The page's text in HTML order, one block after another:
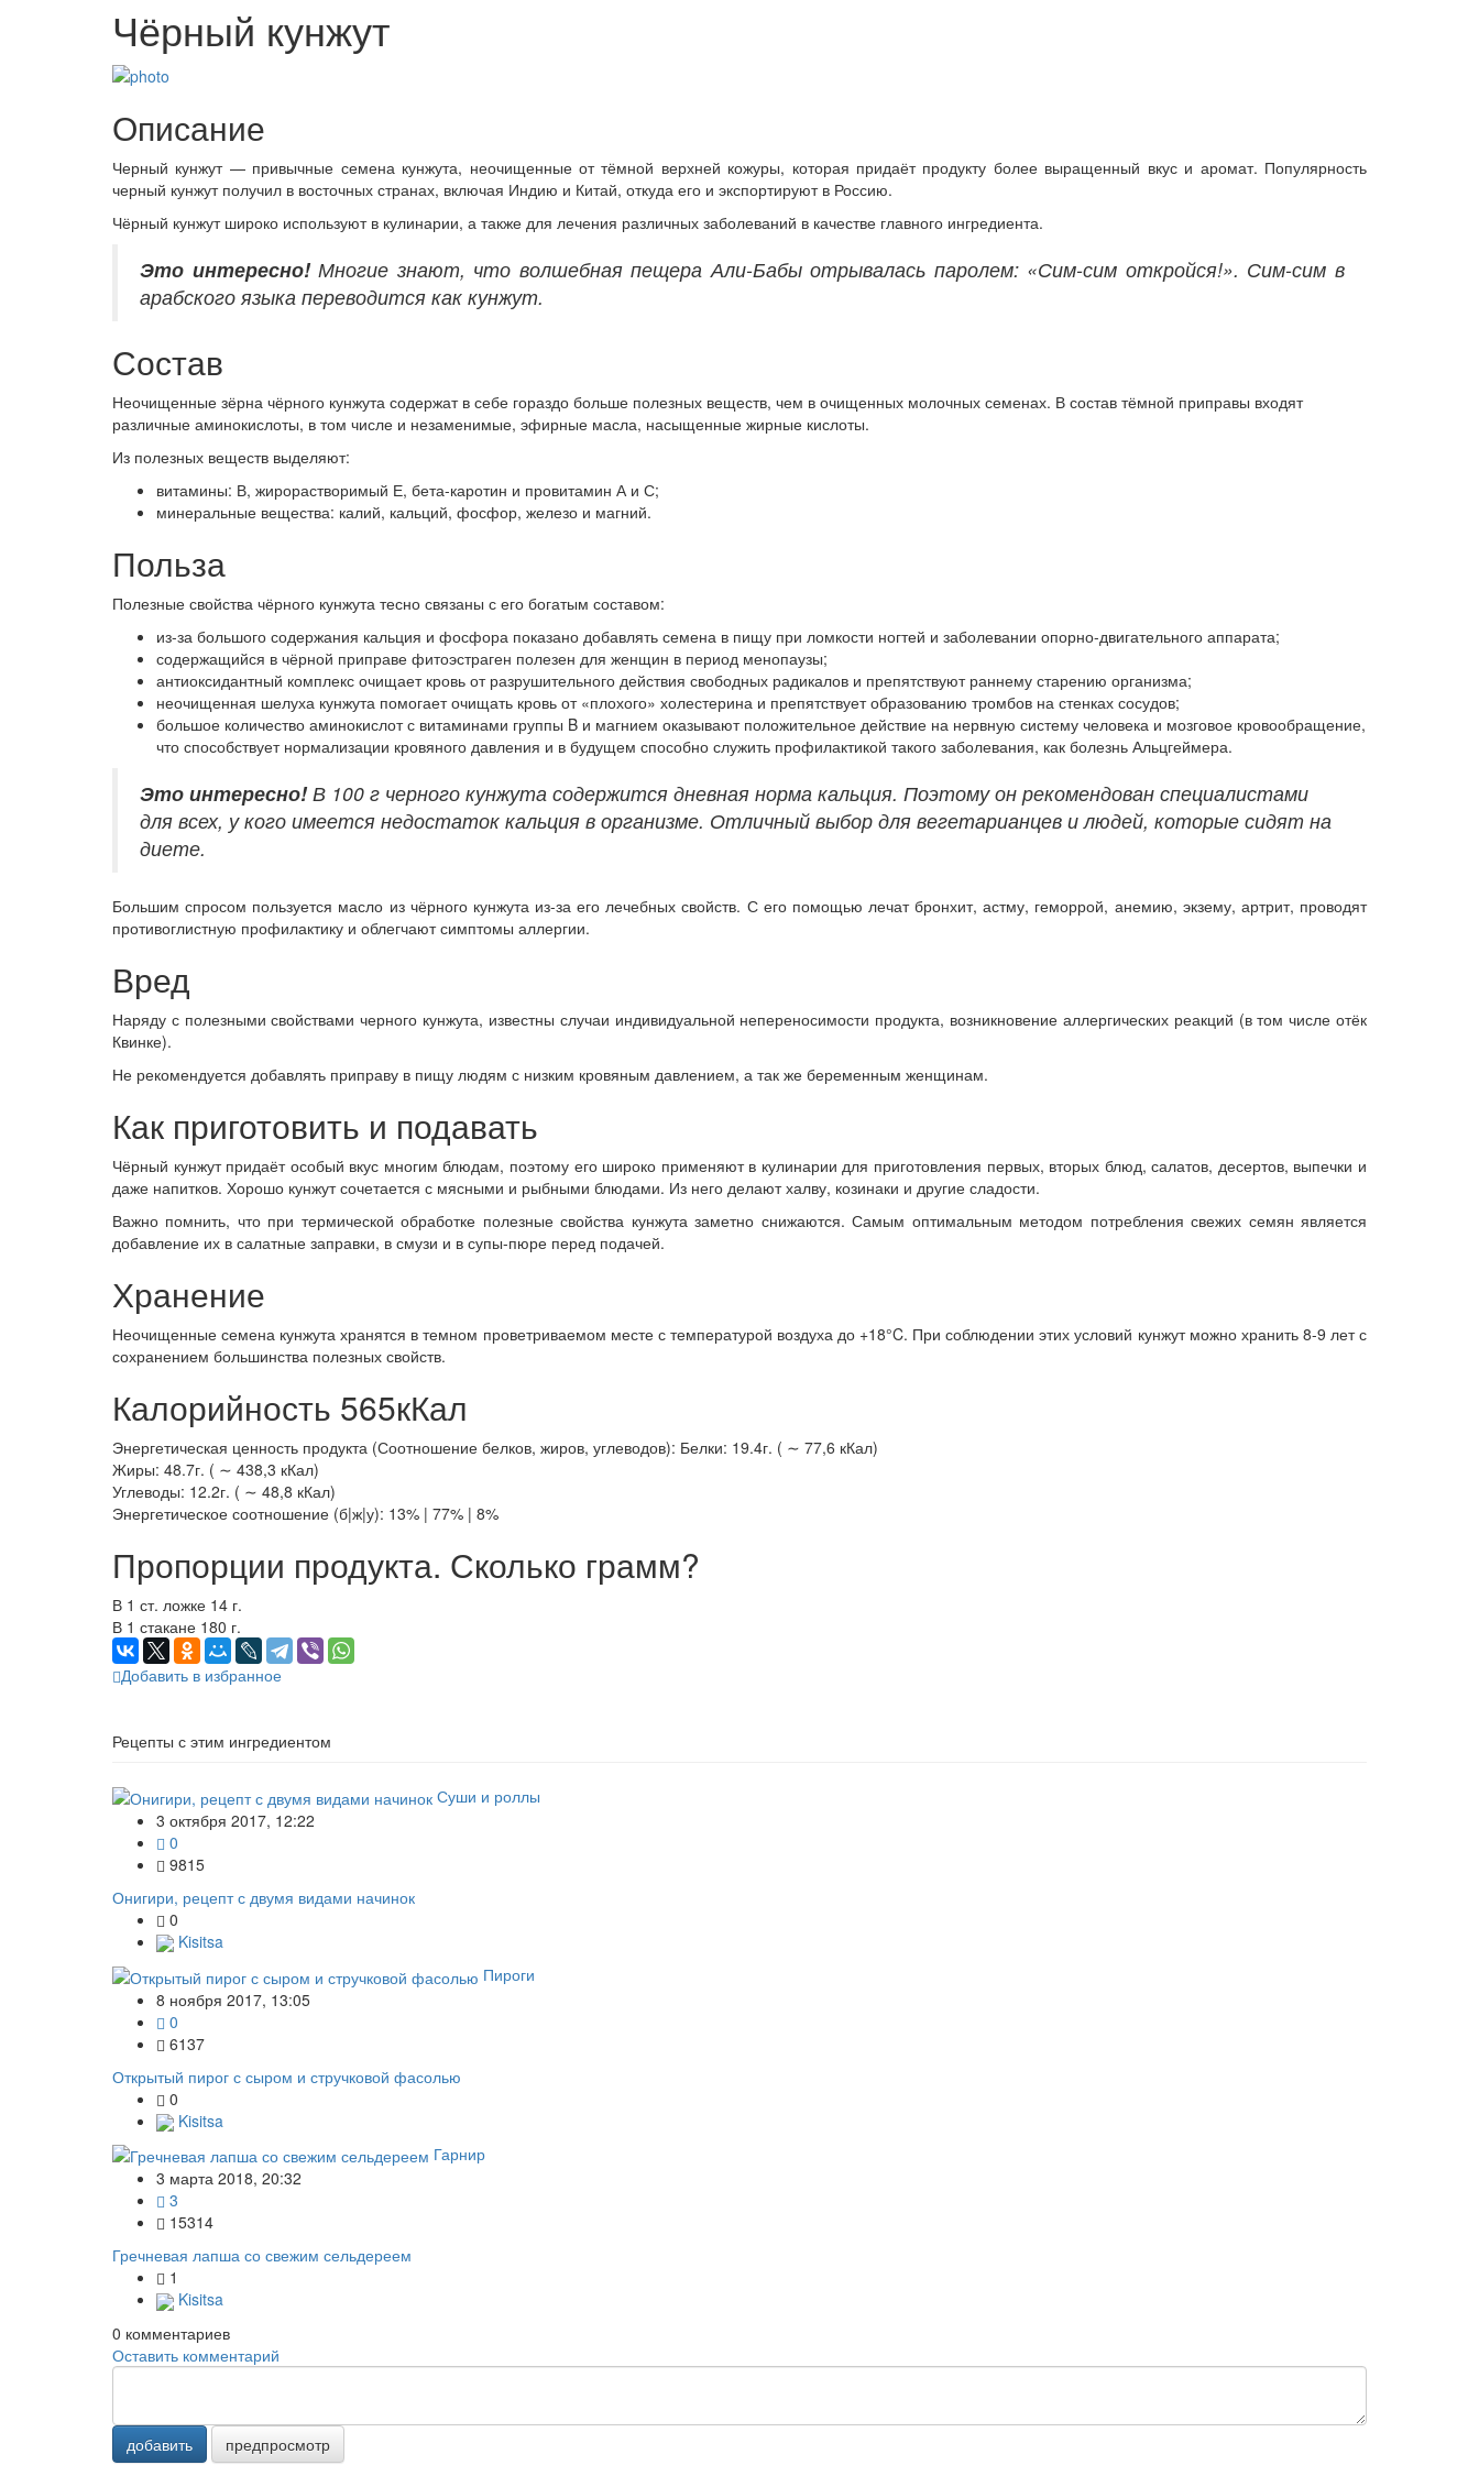
Чёрный кунжут
Описание
Черный кунжут — привычные семена кунжута, неочищенные от тёмной верхней кожуры, которая придаёт продукту более выращенный вкус и аромат. Популярность
черный кунжут получил в восточных странах, включая Индию и Китай, откуда его и экспортируют в Россию.
Чёрный кунжут широко используют в кулинарии, а также для лечения различных заболеваний в качестве главного ингредиента.
Это интересно! Многие знают, что волшебная пещера Али-Бабы отрывалась паролем: «Сим-сим откройся!». Сим-сим в
арабского языка переводится как кунжут.
Состав
Неочищенные зёрна чёрного кунжута содержат в себе гораздо больше полезных веществ, чем в очищенных молочных семенах. В состав тёмной приправы входят
различные аминокислоты, в том числе и незаменимые, эфирные масла, насыщенные жирные кислоты.
Из полезных веществ выделяют:
витамины: В, жирорастворимый Е, бета-каротин и провитамин А и С;
минеральные вещества: калий, кальций, фосфор, железо и магний.
Польза
Полезные свойства чёрного кунжута тесно связаны с его богатым составом:
из-за большого содержания кальция и фосфора показано добавлять семена в пищу при ломкости ногтей и заболевании опорно-двигательного аппарата;
содержащийся в чёрной приправе фитоэстраген полезен для женщин в период менопаузы;
антиоксидантный комплекс очищает кровь от разрушительного действия свободных радикалов и препятствуют раннему старению организма;
неочищенная шелуха кунжута помогает очищать кровь от «плохого» холестерина и препятствует образованию тромбов на стенках сосудов;
большое количество аминокислот с витаминами группы B и магнием оказывают положительное действие на нервную систему человека и мозговое кровообращение,
что способствует нормализации кровяного давления и в будущем способно служить профилактикой такого заболевания, как болезнь Альцгеймера.
Это интересно!В 100 г черного кунжута содержится дневная норма кальция. Поэтому он рекомендован специалистами
для всех, у кого имеется недостаток кальция в организме. Отличный выбор для вегетарианцев и людей, которые сидят на
диете.
Большим спросом пользуется масло из чёрного кунжута из-за его лечебных свойств. С его помощью лечат бронхит, астму, геморрой, анемию, экзему, артрит, проводят
противоглистную профилактику и облегчают симптомы аллергии.
Вред
Наряду с полезными свойствами черного кунжута, известны случаи индивидуальной непереносимости продукта, возникновение аллергических реакций (в том числе отёк
Квинке).
Не рекомендуется добавлять приправу в пищу людям с низким кровяным давлением, а так же беременным женщинам.
Как приготовить и подавать
Чёрный кунжут придаёт особый вкус многим блюдам, поэтому его широко применяют в кулинарии для приготовления первых, вторых блюд, салатов, десертов, выпечки и
даже напитков. Хорошо кунжут сочетается с мясными и рыбными блюдами. Из него делают халву, козинаки и другие сладости.
Важно помнить, что при термической обработке полезные свойства кунжута заметно снижаются. Самым оптимальным методом потребления свежих семян является
добавление их в салатные заправки, в смузи и в супы-пюре перед подачей.
Хранение
Неочищенные семена кунжута хранятся в темном проветриваемом месте с температурой воздуха до +18°C. При соблюдении этих условий кунжут можно хранить 8-9 лет с
сохранением большинства полезных свойств.
Калорийность 565кКал
Энергетическая ценность продукта (Соотношение белков, жиров, углеводов): Белки: 19.4г. ( ∼ 77,6 кКал)
Жиры: 48.7г. ( ∼ 438,3 кКал)
Углеводы: 12.2г. ( ∼ 48,8 кКал)
Энергетическое соотношение (б|ж|у): 13% | 77% | 8%
Пропорции продукта. Сколько грамм?
В 1 ст. ложке 14 г.
В 1 стакане 180 г.
Добавить в избранное
Рецепты с этим ингредиентом
Суши и роллы
3 октября 2017, 12:22
0
9815
Онигири, рецепт с двумя видами начинок
0
Kisitsa
Пироги
8 ноября 2017, 13:05
0
6137
Открытый пирог с сыром и стручковой фасолью
0
Kisitsa
Гарнир
3 марта 2018, 20:32
3
15314
Гречневая лапша со свежим сельдереем
1
Kisitsa
0 комментариев
Оставить комментарий
добавить предпросмотр